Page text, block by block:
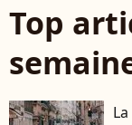
Top